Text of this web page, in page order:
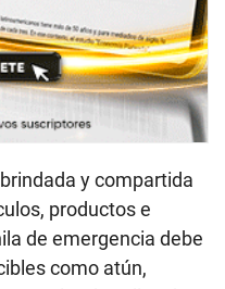
y compartida
productos e
de emergencia debe
como atún,